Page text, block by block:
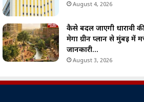
August 4, 2026
कैसे बदल जाएगी धारावी
मेगा ग्रीन प्लान से मुंबई में
जानकारी…
August 3, 2026